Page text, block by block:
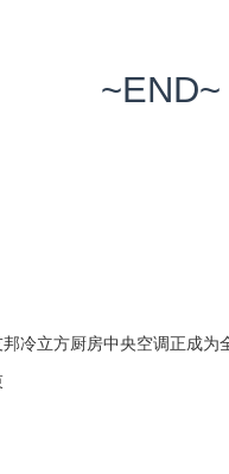
~END~
冷立方厨房中央空调正成为